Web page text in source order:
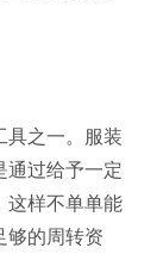
具之一。服装
通过给予一定
这样不单单能
够的周转资